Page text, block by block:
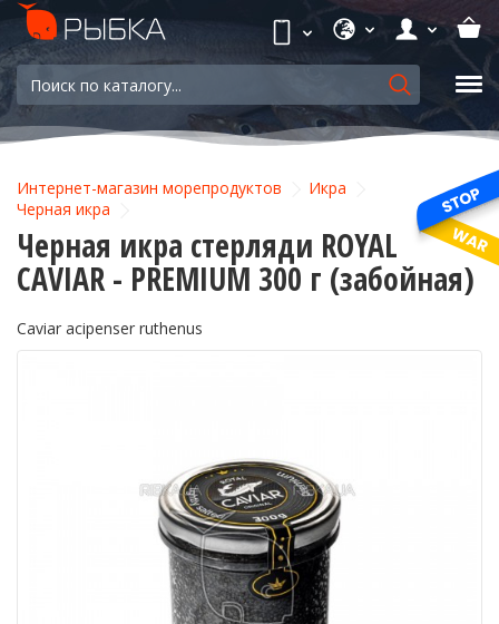
Интернет-магазин морепродуктов
Икра
Черная икра
Черная икра стерляди ROYAL
CAVIAR - PREMIUM 300 г (забойная)
Caviar acipenser ruthenus